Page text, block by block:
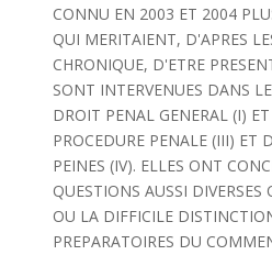
CONNU EN 2003 ET 2004
QUI MERITAIENT, D'APRES
CHRONIQUE, D'ETRE
SONT INTERVENUES DANS
DROIT PENAL GENERAL (I)
PROCEDURE PENALE (III) ET
PEINES (IV). ELLES ONT
QUESTIONS AUSSI
OU LA DIFFICILE
PREPARATOIRES DU